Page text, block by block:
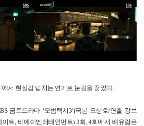
에서 현실감 넘치는 연기로 눈길을 끌었다.
금토드라마 ‘모범택시3’(극본 오상호/연출 강보
이트, 비에이엔터테인먼트) 3회, 4회에서 배유람은